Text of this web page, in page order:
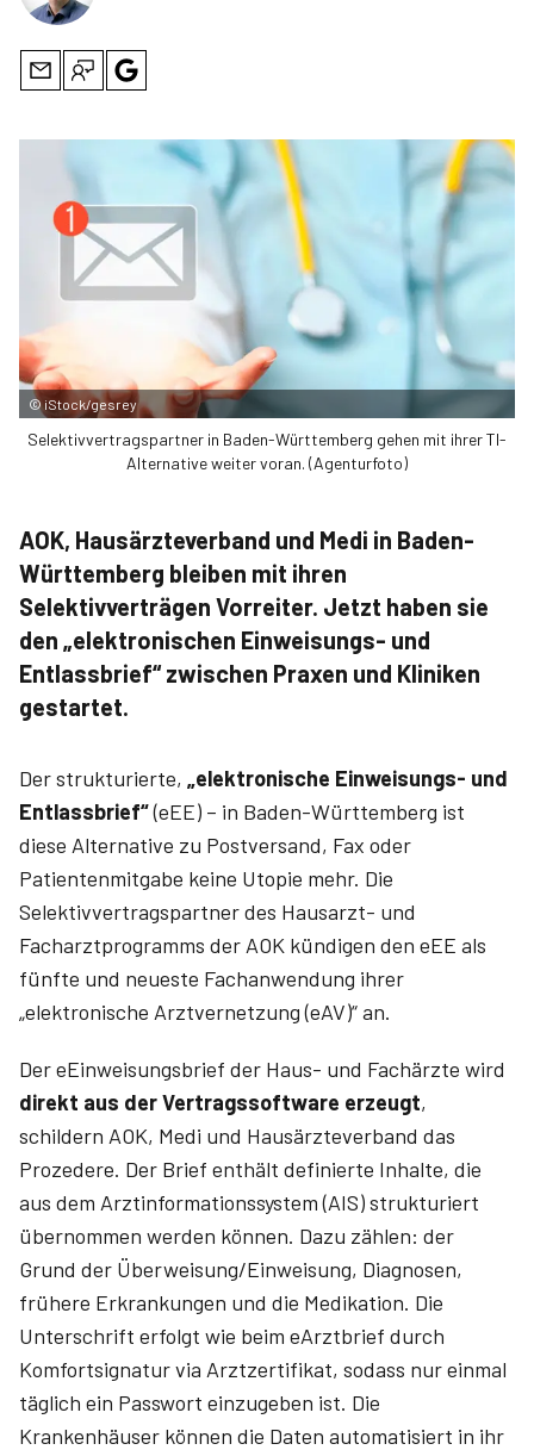
©iStock/gesrey
Selektivvertragspartner in Baden-Württemberg gehen mit ihrer TI-
Alternative weiter voran. (Agenturfoto)
AOK, Hausärzteverband und Medi in Baden-
Württemberg bleiben mit ihren
Selektivverträgen Vorreiter. Jetzt haben sie
den „elektronischen Einweisungs- und
Entlassbrief“ zwischen Praxen und Kliniken
gestartet.
Der strukturierte, „elektronische Einweisungs- und
Entlassbrief“(eEE) – in Baden-Württemberg ist
diese Alternative zu Postversand, Fax oder
Patientenmitgabe keine Utopie mehr. Die
Selektivvertragspartner des Hausarzt- und
Facharztprogramms der AOK kündigen den eEE als
fünfte und neueste Fachanwendung ihrer
„elektronische Arztvernetzung (eAV)“ an.
Der eEinweisungsbrief der Haus- und Fachärzte wird
direkt aus der Vertragssoftware erzeugt,
schildern AOK, Medi und Hausärzteverband das
Prozedere. Der Brief enthält definierte Inhalte, die
aus dem Arztinformationssystem (AIS) strukturiert
übernommen werden können. Dazu zählen: der
Grund der Überweisung/Einweisung, Diagnosen,
frühere Erkrankungen und die Medikation. Die
Unterschrift erfolgt wie beim eArztbrief durch
Komfortsignatur via Arztzertifikat, sodass nur einmal
täglich ein Passwort einzugeben ist. Die
Krankenhäuser können die Daten automatisiert in ihr